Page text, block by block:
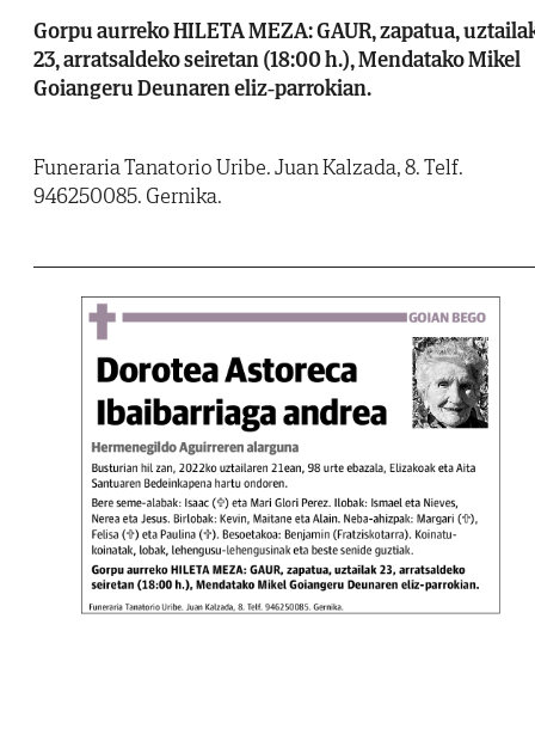
Gorpu aurreko HILETA MEZA: GAUR, zapatua,
23, arratsaldeko seiretan (18:00 h.), Mendatako Mikel
Goiangeru Deunaren eliz-parrokian.
Funeraria Tanatorio Uribe. Juan Kalzada, 8. Telf.
946250085. Gernika.